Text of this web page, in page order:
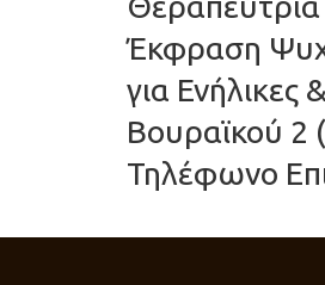
Έκφραση
για Ενήλικες
Βουραϊκού 2
Τηλέφωνο